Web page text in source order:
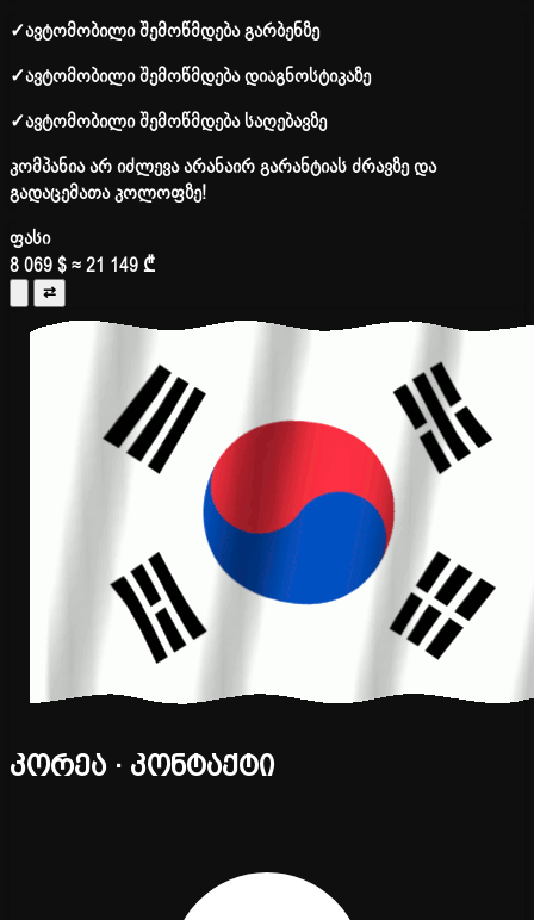
✓ავტომობილი შემოწმდება გარბენზე
✓ავტომობილი შემოწმდება დიაგნოსტიკაზე
✓ავტომობილი შემოწმდება საღებავზე
კომპანია არ იძლევა არანაირ გარანტიას ძრავზე და
გადაცემათა კოლოფზე!
ფასი
8 069 $≈ 21 149 ₾
⇄
კორეა · კონტაქტი